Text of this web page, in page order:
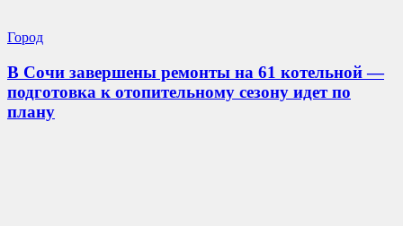
Город
В Сочи завершены ремонты на 61 котельной —
подготовка к отопительному сезону идет по
плану